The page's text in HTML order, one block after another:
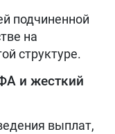
подчиненной
на
структуре.
и жесткий
выплат,